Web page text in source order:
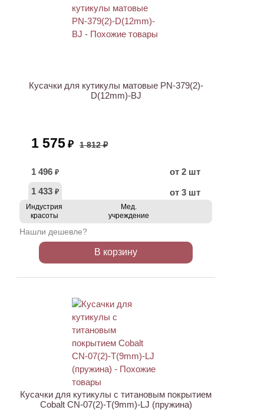
Кусачки для кутикулы матовые PN-379(2)-
D(12mm)-BJ
1 575 ₽ 1 812 ₽
1 496 ₽
от 2 шт
1 433 ₽ от 3 шт
Индустрия
красоты
Мед.
учреждение
Нашли дешевле?
В корзину
Кусачки для кутикулы с титановым покрытием
Cobalt CN-07(2)-T(9mm)-LJ (пружина)